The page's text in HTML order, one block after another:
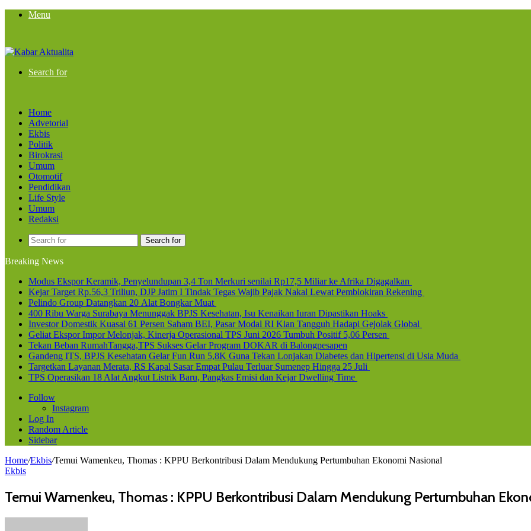
Menu
Search for
Home
Advetorial
Ekbis
Politik
Birokrasi
Umum
Otomotif
Pendidikan
Life Style
Umum
Redaksi
Search for
Breaking News
Modus Ekspor Keramik, Penyelundupan 3,4 Ton Merkuri senilai Rp17,5 Miliar ke Afrika Digagalkan
Kejar Target Rp.56,3 Triliun, DJP Jatim I Tindak Tegas Wajib Pajak Nakal Lewat Pemblokiran Rekening
Pelindo Group Datangkan 20 Alat Bongkar Muat
400 Ribu Warga Surabaya Menunggak BPJS Kesehatan, Isu Kenaikan Iuran Dipastikan Hoaks
Investor Domestik Kuasai 61 Persen Saham BEI, Pasar Modal RI Kian Tangguh Hadapi Gejolak Global
Geliat Ekspor Impor Melonjak, Kinerja Operasional TPS Juni 2026 Tumbuh Positif 5,06 Persen
Tekan Beban RumahTangga,TPS Sukses Gelar Program DOKAR di Balongpesapen
Gandeng ITS, BPJS Kesehatan Gelar Fun Run 5,8K Guna Tekan Lonjakan Diabetes dan Hipertensi di Usia Muda
Targetkan Layanan Merata, RS Kapal Sasar Empat Pulau Terluar Sumenep Hingga 25 Juli
TPS Operasikan 18 Alat Angkut Listrik Baru, Pangkas Emisi dan Kejar Dwelling Time
Follow
Instagram
Log In
Random Article
Sidebar
Home/Ekbis/Temui Wamenkeu, Thomas : KPPU Berkontribusi Dalam Mendukung Pertumbuhan Ekonomi Nasional
Ekbis
Temui Wamenkeu, Thomas : KPPU Berkontribusi Dalam Mendukung Pertumbuhan